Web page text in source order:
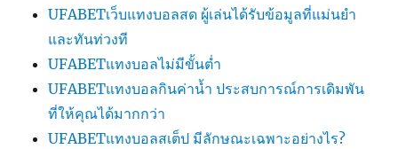
UFABETเว็บแทงบอลสด ผู้เล่นได้รับข้อมูลที่แม่นยำ
และทันท่วงที
UFABETแทงบอลไม่มีขั้นต่ำ
UFABETแทงบอลกินค่าน้ำ ประสบการณ์การเดิมพัน
ที่ให้คุณได้มากกว่า
UFABETแทงบอลสเต็ป มีลักษณะเฉพาะอย่างไร?